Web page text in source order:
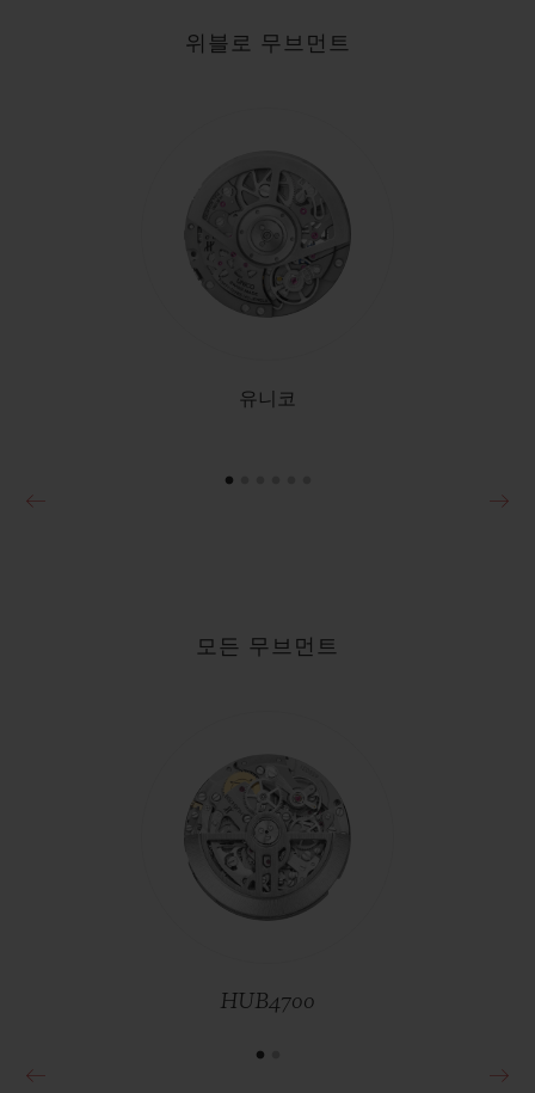
리피터 폴리시드 티타늄 45 MM
JPY 45,276,000
빅뱅
탁월한 타임피스
MP-11 14 데이 파워 리저브 블랙 사파
이어 45 MM
위블로 무브먼트
유니코
모든 무브먼트
HUB4700